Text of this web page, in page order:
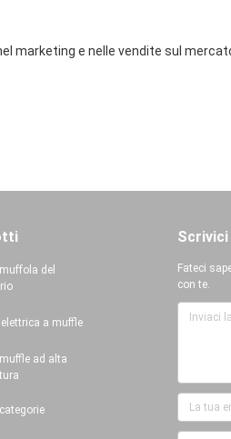
marketing e nelle vendite sul
del
elettrica a muffle
ad alta
Scrivici
Fateci
con te.